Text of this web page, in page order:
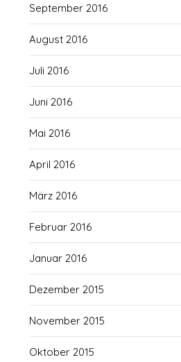
September 2016
August 2016
Juli 2016
Juni 2016
Mai 2016
April 2016
März 2016
Februar 2016
Januar 2016
Dezember 2015
November 2015
Oktober 2015